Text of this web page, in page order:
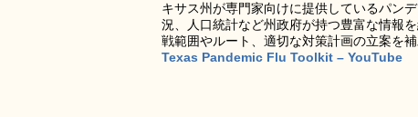
キサス州が専門家向けに提供しているパン
況、人口統計など州政府が持つ豊富な情報
戦範囲やルート、適切な対策計画の立案を補
Texas Pandemic Flu Toolkit – YouTube